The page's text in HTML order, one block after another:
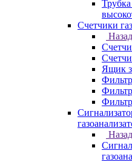
Трубка
Счетчики
Назад
Ящик
Назад